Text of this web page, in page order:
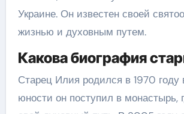
Украине. Он известен своей
жизнью и духовным путем.
Какова биография
Старец Илия родился в 1970 году
юности он поступил в монастырь,